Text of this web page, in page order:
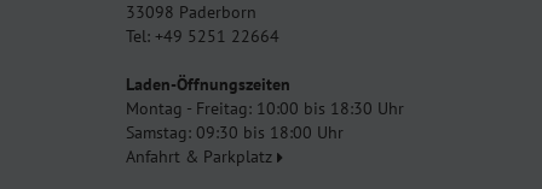
33098 Paderborn
Tel: +49 5251 22664
Laden-Öffnungszeiten
Montag - Freitag: 10:00 bis 18:30 Uhr
Samstag: 09:30 bis 18:00 Uhr
Anfahrt & Parkplatz